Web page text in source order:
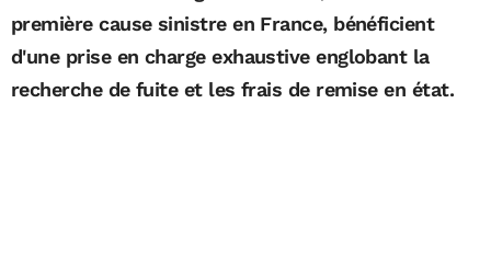
première cause sinistre en France, bénéficient
d'une prise en charge exhaustive englobant la
recherche de fuite et les frais de remise en état.